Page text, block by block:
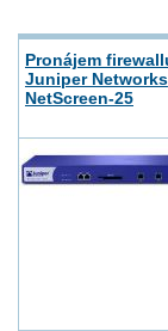
Pronájem
Juniper Networks
NetScreen-25